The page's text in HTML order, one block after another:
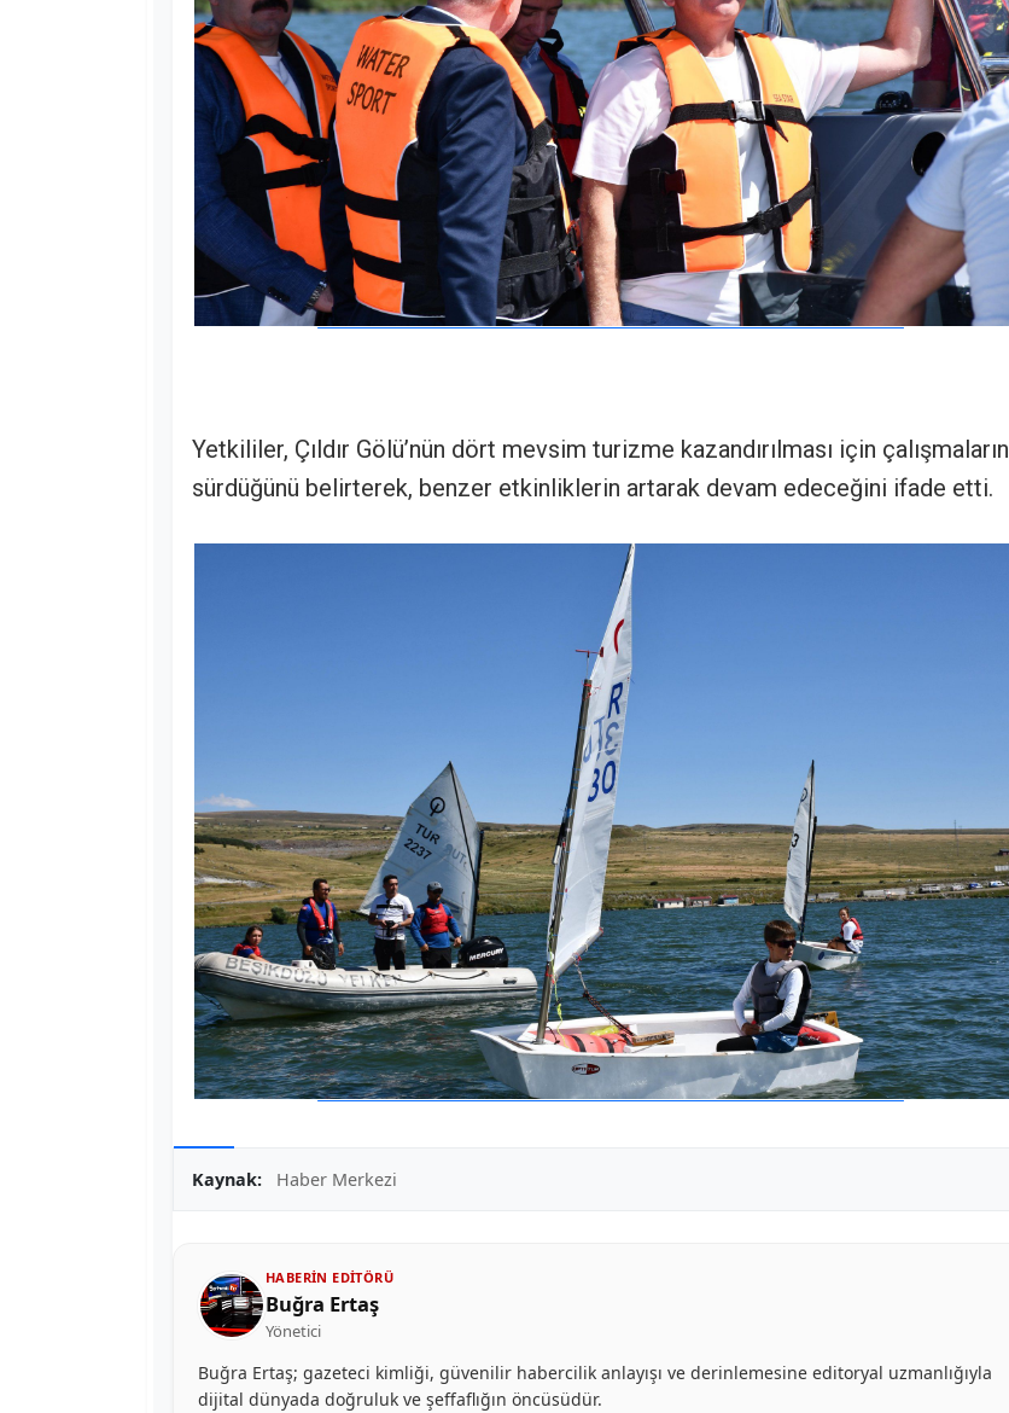
Yetkililer, Çıldır Gölü’nün dört mevsim turizme kazandırılması için çalışmaların
sürdüğünü belirterek, benzer etkinliklerin artarak devam edeceğini ifade etti.
Kaynak: Haber Merkezi
HABERIN EDITÖRÜ
Buğra Ertaş
Yönetici
Buğra Ertaş; gazeteci kimliği, güvenilir habercilik anlayışı ve derinlemesine editoryal uzmanlığıyla
dijital dünyada doğruluk ve şeffaflığın öncüsüdür.